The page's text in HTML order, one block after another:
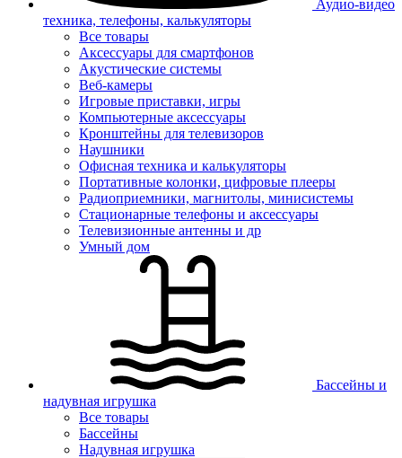
Аудио-видео
техника, телефоны, калькуляторы
Все товары
Аксессуары для смартфонов
Акустические системы
Веб-камеры
Игровые приставки, игры
Компьютерные аксессуары
Кронштейны для телевизоров
Наушники
Офисная техника и калькуляторы
Портативные колонки, цифровые плееры
Радиоприемники, магнитолы, минисистемы
Стационарные телефоны и аксессуары
Телевизионные антенны и др
Умный дом
Бассейны и
надувная игрушка
Все товары
Бассейны
Надувная игрушка